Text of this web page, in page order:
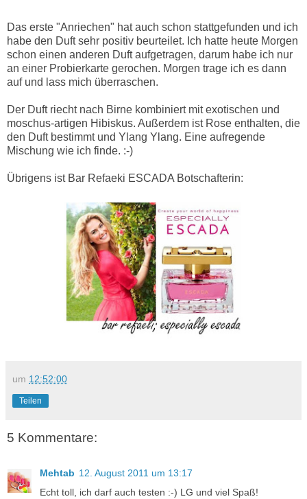
Das erste "Anriechen" hat auch schon stattgefunden und ich
habe den Duft sehr positiv beurteilet. Ich hatte heute Morgen
schon einen anderen Duft aufgetragen, darum habe ich nur
an einer Probierkarte gerochen. Morgen trage ich es dann
auf und lass mich überraschen.
Der Duft riecht nach Birne kombiniert mit exotischen und
moschus-artigen Hibiskus. Außerdem ist Rose enthalten, die
den Duft bestimmt und Ylang Ylang. Eine aufregende
Mischung wie ich finde. :-)
Übrigens ist Bar Refaeki ESCADA Botschafterin:
um 12:52:00
Teilen
5 Kommentare:
Mehtab 12. August 2011 um 13:17
Echt toll, ich darf auch testen :-) LG und viel Spaß!